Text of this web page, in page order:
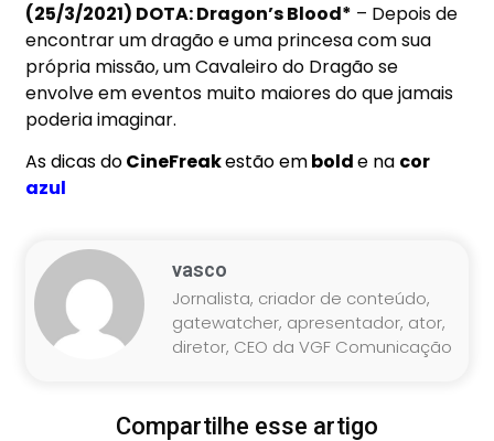
(25/3/2021) DOTA: Dragon’s Blood* – Depois de
encontrar um dragão e uma princesa com sua
própria missão, um Cavaleiro do Dragão se
envolve em eventos muito maiores do que jamais
poderia imaginar.
As dicas doCineFreakestão embolde na cor
azul
vasco
Jornalista, criador de conteúdo,
gatewatcher, apresentador, ator,
diretor, CEO da VGF Comunicação
Compartilhe esse artigo